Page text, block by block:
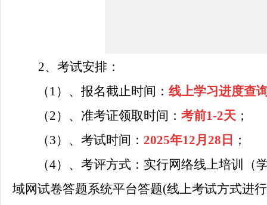
2、考试安排：
（1）、报名截止时间：线上学习进度查
（2）、准考证领取时间：考前1-2天 ；
（3）、考试时间：2025年12 月28 日
；
（4）、考评方式： 实行网络线上培训（
域网试卷答题系统平台答题(线上考试方式进